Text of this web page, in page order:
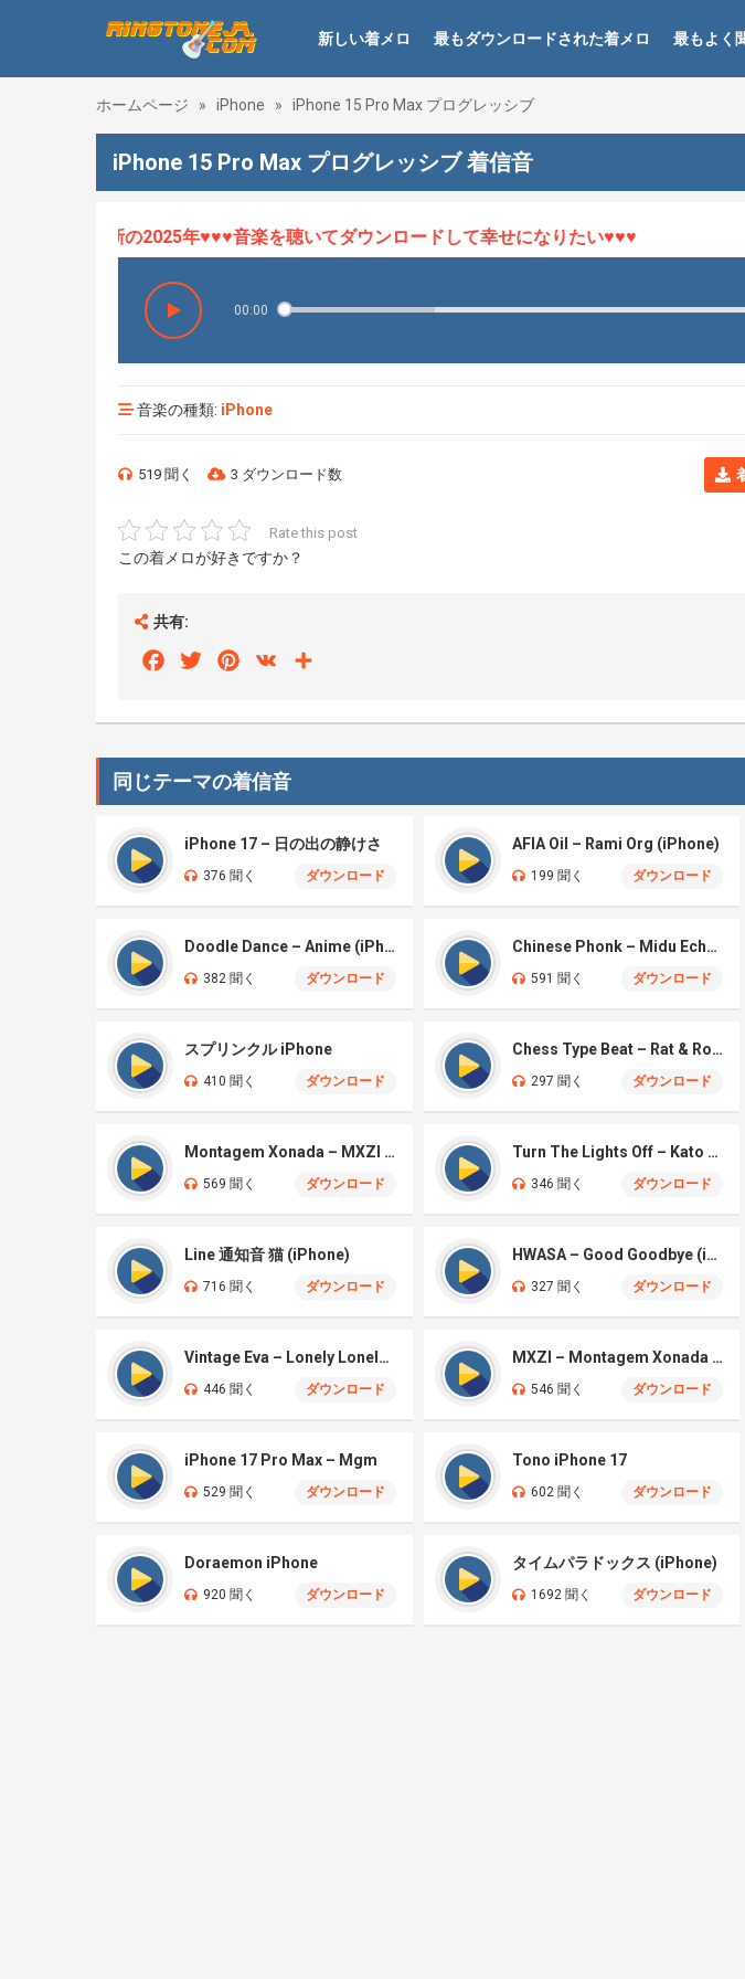
新しい着メロ 最もダウンロードされた着メロ 最もよく
ホームページ » iPhone » iPhone 15 Pro Max プログレッシブ
iPhone 15 Pro Max プログレッシブ 着信音
、最新の2025年♥♥♥音楽を聴いてダウンロードして幸せになりたい♥♥♥
00:00
音楽の種類: iPhone
519 聞く 3 ダウンロード数
Rate this post
この着メロが好きですか？
共有:
FacebookTwitterPinterest
VK
同じテーマの着信音
iPhone 17 – 日の出の静けさ
376 聞く ダウンロード
AFIA Oil – Rami Org (iPhone)
199 聞く ダウンロード
Doodle Dance – Anime (iPhone)
382 聞く ダウンロード
Chinese Phonk – Midu Echoing (Marimba)
591 聞く ダウンロード
スプリンクル iPhone
410 聞く ダウンロード
Chess Type Beat – Rat & Roblox Dance (iPhone)
297 聞く ダウンロード
Montagem Xonada – MXZI (iPhone)
569 聞く ダウンロード
Turn The Lights Off – Kato (iPhone)
346 聞く ダウンロード
Line 通知音 猫 (iPhone)
716 聞く ダウンロード
HWASA – Good Goodbye (iPhone)
327 聞く ダウンロード
Vintage Eva – Lonely Lonely (iPhone)
446 聞く ダウンロード
MXZI – Montagem Xonada (iPhone)
546 聞く ダウンロード
iPhone 17 Pro Max – Mgm
529 聞く ダウンロード
Tono iPhone 17
602 聞く ダウンロード
Doraemon iPhone
920 聞く ダウンロード
タイムパラドックス (iPhone)
1692 聞く ダウンロード